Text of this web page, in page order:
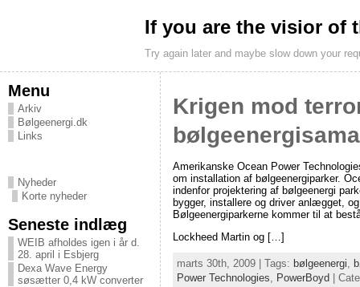
If you are the visior of
Try again later and maybe slow down your
Menu
Arkiv
Bølgeenergi.dk
Links
Nyheder
Korte nyheder
Seneste indlæg
WEIB afholdes igen i år d.
28. april i Esbjerg
Dexa Wave Energy
søsætter 0,4 kW converter
Krigen mod
Amerikanske Ocean Power
om installation af bølgeenergiparker.
indenfor projektering af bølgeenergi
bygger, installere og driver anlægget,
Bølgeenergiparkerne kommer til at
Lockheed Martin og […]
marts 30th, 2009 | Tags: bølgeenergi,
Power Technologies, PowerBoyd |